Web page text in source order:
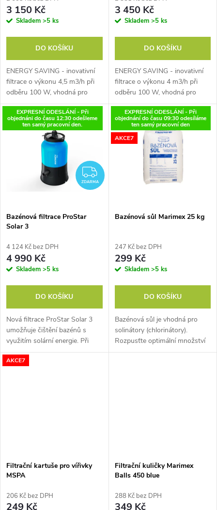
o
u
k
t
r
o
d
u
k
t
3 150 Kč
Skladem >5 ks
DO KOŠÍKU
ENERGY SAVING - inovativní
filtrace o výkonu 4,5 m3/h při
odběru 100 W, vhodná pro
bazény do objemu 12 m3,
revoluční filtrační médium
ChemoFlow součástí balení, až
o 50% nižší...
3 450 Kč
Skladem >5 ks
DO KOŠÍKU
ENERGY SAVING - inovativní
filtrace o výkonu 4 m3/h při
odběru 100 W, vhodná pro
bazény do objemu 15 m3,
revoluční filtrační médium
ChemoFlow součástí balení,
vícecestný ventil,...
EXPRESNÍ ODESLÁNÍ - Při
objednáni do času 12:30 odešleme
ten samý pracovní den.
ZDARMA
ZDARMA
Bazénová filtrace ProStar
Solar 3
4 124 Kč bez DPH
4 990 Kč
Skladem >5 ks
DO KOŠÍKU
Nová filtrace ProStar Solar 3
umožňuje čištění bazénů s
využitím solární energie. Při
nízkém slunečním svitu lze
napájet přímo ze sítě. Je určena
EXPRESNÍ ODESLÁNÍ - Při
objednání do času 09:30 odesíláme
ten samý pracovní den
AKCE7
Bazénová sůl Marimex 25 kg
247 Kč bez DPH
299 Kč
Skladem >5 ks
DO KOŠÍKU
Bazénová sůl je vhodná pro
solinátory (chlorinátory).
Rozpusťte optimální množství
soli v nádobě a roztok následně
AKCE7
Filtrační kartuše pro vířivky
MSPA
206 Kč bez DPH
249 Kč
Filtrační kuličky Marimex
Balls 450 blue
288 Kč bez DPH
349 Kč